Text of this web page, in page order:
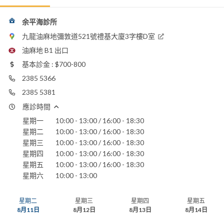
電郵：
tyue@netvigator.com
養和醫院
香港浸信會醫院
聖保祿醫院
聖德肋撒醫院
余平海診所
九龍油麻地彌敦道521號禮基大廈3字樓D室
油麻地 B1 出口
基本診金 : $700-800
2385 5366
2385 5381
應診時間
星期一
10:00 - 13:00 / 16:00 - 18:30
星期二
10:00 - 13:00 / 16:00 - 18:30
星期三
10:00 - 13:00 / 16:00 - 18:30
星期四
10:00 - 13:00 / 16:00 - 18:30
星期五
10:00 - 13:00 / 16:00 - 18:30
星期六
10:00 - 13:00
星期二
8月11日
星期三
8月12日
星期四
8月13日
星期五
8月14日